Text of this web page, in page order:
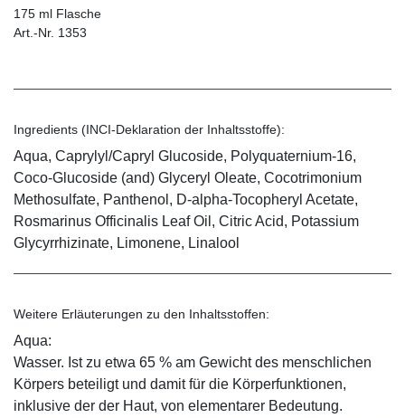
175 ml Flasche
Art.-Nr. 1353
Ingredients (INCI-Deklaration der Inhaltsstoffe):
Aqua, Caprylyl/Capryl Glucoside, Polyquaternium-16,
Coco-Glucoside (and) Glyceryl Oleate, Cocotrimonium
Methosulfate, Panthenol, D-alpha-Tocopheryl Acetate,
Rosmarinus Officinalis Leaf Oil, Citric Acid, Potassium
Glycyrrhizinate, Limonene, Linalool
Weitere Erläuterungen zu den Inhaltsstoffen:
Aqua:
Wasser. Ist zu etwa 65 % am Gewicht des menschlichen
Körpers beteiligt und damit für die Körperfunktionen,
inklusive der der Haut, von elementarer Bedeutung.